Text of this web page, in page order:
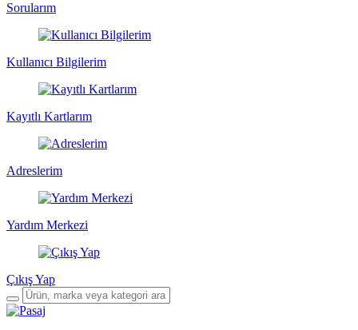
Sorularım
Kullanıcı Bilgilerim
Kayıtlı Kartlarım
Adreslerim
Yardım Merkezi
Çıkış Yap